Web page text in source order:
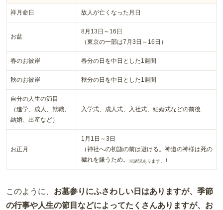
祥月命日 故人が亡くなった月日
お盆
8月13日～16日
（東京の一部は7月3日～16日）
春のお彼岸 春分の日を中日とした1週間
秋のお彼岸 秋分の日を中日とした1週間
自分の人生の節目
（進学、成人、就職、
結婚、出産など）
入学式、成人式、入社式、結婚式などの前後
お正月
1月1日～3日
（神社への初詣の前は避ける。神道の神様は死の
穢れを嫌うため。
※諸説あります。 ）
このように、 お墓参りにふさわしい日はありますが、季節
の行事や人生の節目などによってたくさんありますが、お